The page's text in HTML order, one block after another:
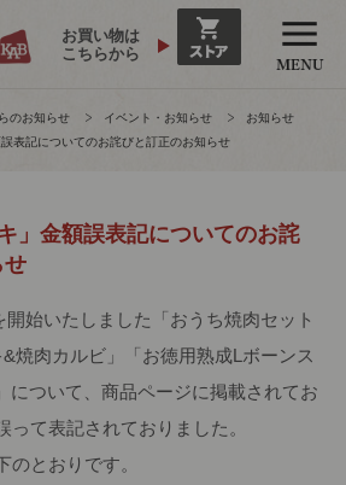
お買い物は
こちらから
のお知らせ イベント・お知らせ
お知らせ
誤表記についてのお詫びと訂正のお知らせ
」金額誤表記についてのお詫
せ
始いたしました「おうち焼肉セット
焼肉カルビ」「お徳用熟成Lボーンス
について、商品ページに掲載されてお
って表記されておりました。
のとおりです。